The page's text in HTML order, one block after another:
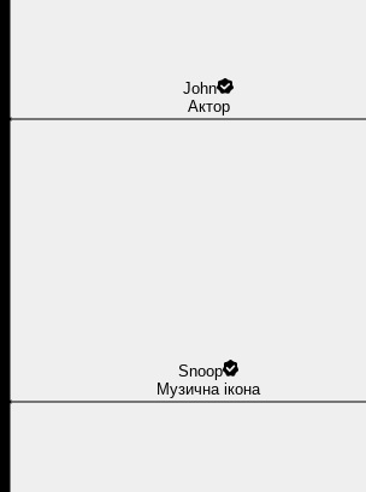
John
Актор
Snoop
Музична ікона